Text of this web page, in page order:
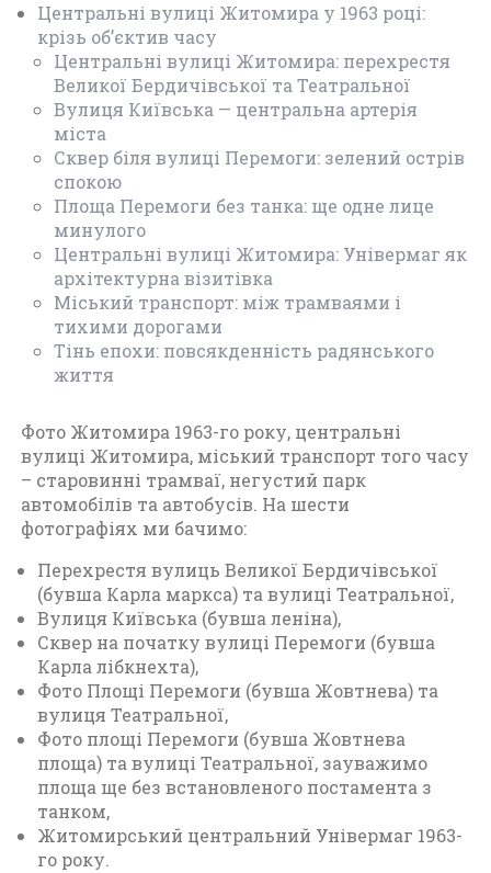
Ж
т
о
м
р
1
6
0
-
9
)
Центральні вулиці Житомира у 1963 році:
крізь об’єктив часу
Центральні вулиці Житомира: перехрестя
Великої Бердичівської та Театральної
Вулиця Київська — центральна артерія
міста
Сквер біля вулиці Перемоги: зелений острів
спокою
Площа Перемоги без танка: ще одне лице
минулого
Центральні вулиці Житомира: Універмаг як
архітектурна візитівка
Міський транспорт: між трамваями і
тихими дорогами
Тінь епохи: повсякденність радянського
життя
Фото Житомира 1963-го року, центральні
вулиці Житомира, міський транспорт того часу
– старовинні трамваї, негустий парк
автомобілів та автобусів. На шести
фотографіях ми бачимо:
Перехрестя вулиць Великої Бердичівської
(бувша Карла маркса) та вулиці Театральної,
Вулиця Київська (бувша леніна),
Сквер на початку вулиці Перемоги (бувша
Карла лібкнехта),
Фото Площі Перемоги (бувша Жовтнева) та
вулиця Театральної,
Фото площі Перемоги (бувша Жовтнева
площа) та вулиці Театральної, зауважимо
площа ще без встановленого постамента з
танком,
Житомирський центральний Універмаг 1963-
го року.